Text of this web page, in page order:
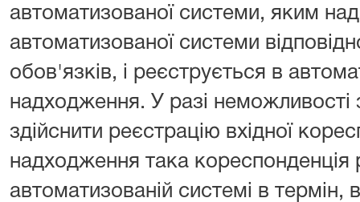
автоматизованої системи, яким
автоматизованої системи
обов'язків, і реєструється в
надходження. У разі неможливості
здійснити реєстрацію вхідної
надходження така кореспонденція
автоматизованій системі в термін,